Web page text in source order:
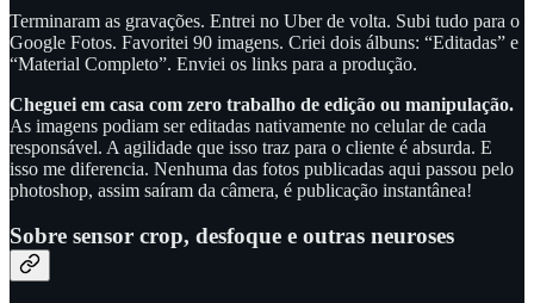
Terminaram as gravações. Entrei no Uber de volta. Subi tudo para o
Google Fotos. Favoritei 90 imagens. Criei dois álbuns: “Editadas” e
“Material Completo”. Enviei os links para a produção.
Cheguei em casa com zero trabalho de edição ou manipulação.
As imagens podiam ser editadas nativamente no celular de cada
responsável. A agilidade que isso traz para o cliente é absurda. E
isso me diferencia. Nenhuma das fotos publicadas aqui passou pelo
photoshop, assim saíram da câmera, é publicação instantânea!
Sobre sensor crop, desfoque e outras neuroses